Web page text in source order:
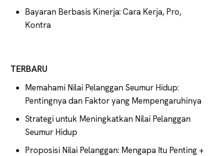
Bayaran Berbasis Kinerja: Cara Kerja, Pro,
Kontra
TERBARU
Memahami Nilai Pelanggan Seumur Hidup:
Pentingnya dan Faktor yang Mempengaruhinya
Strategi untuk Meningkatkan Nilai Pelanggan
Seumur Hidup
Proposisi Nilai Pelanggan: Mengapa Itu Penting +